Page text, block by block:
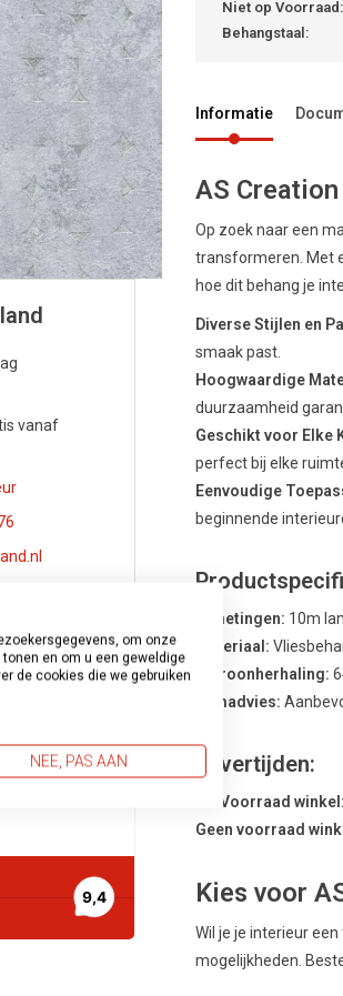
vanaf
Niet op Voorraad:
Behangstaal:
Informatie
AS
Op zoek naar een
transformeren. Met
hoe dit behang je
Diverse Stijlen en
smaak past.
Hoogwaardige
duurzaamheid
Geschikt voor Elke
perfect bij elke
Eenvoudige
beginnende
Afmetingen: 10m
Materiaal:
Patroonherhaling:
Lijmadvies:
Levertijden:
Uit Voorraad winkel:
Geen voorraad
Kies voor
Wil je je interieur
mogelijkheden.
om onze
en om u een geweldige
de cookies die we gebruiken
NEE, PAS AAN